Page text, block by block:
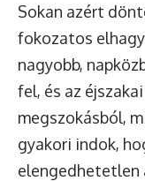
Sokan azért
fokozatos
nagyobb,
fel, és az
megszokásból,
gyakori indok,
elengedhetetlen